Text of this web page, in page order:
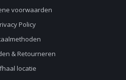
voorwaarden
Policy
& Retourneren
locatie